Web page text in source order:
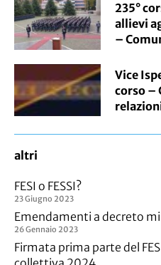
235°
allievi
–
Vice
corso –
altri
FESI o FESSI?
23 Giugno 2023
Emendamenti a decreto
26 Gennaio 2023
Firmata prima parte del